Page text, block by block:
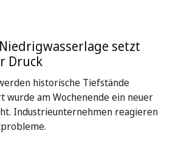
setzt
Druck
historische Tiefstände
wurde am Wochenende ein neuer
Industrieunternehmen reagieren